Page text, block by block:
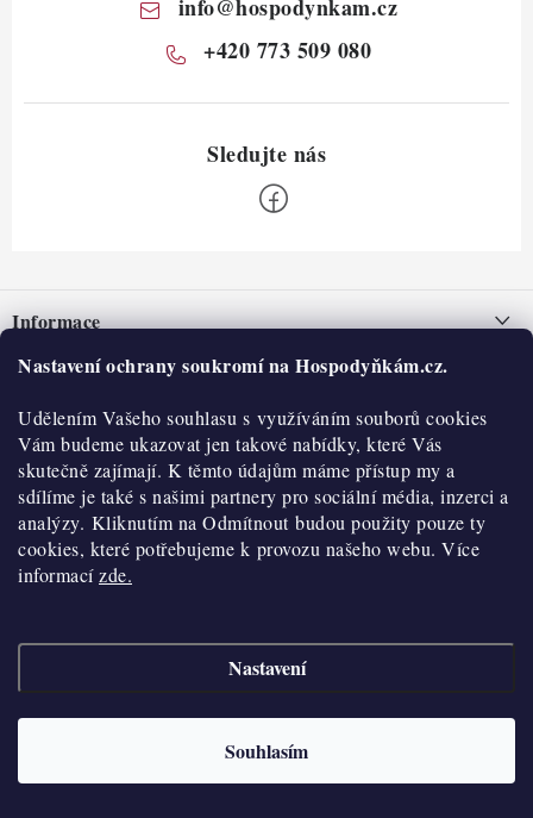
Nastavení ochrany soukromí na Hospodyňkám.cz.
Udělením Vašeho souhlasu s využíváním souborů cookies
Vám budeme ukazovat jen takové nabídky, které Vás
skutečně zajímají. K těmto údajům máme přístup my a
sdílíme je také s našimi partnery pro sociální média, inzerci a
analýzy. Kliknutím na Odmítnout budou použity pouze ty
cookies, které potřebujeme k provozu našeho webu. Více
informacízde.
Nastavení
Souhlasím
info@hospodynkam.cz
+420 773 509 080
pInformace
Nepřevzetí zásilky na dobírku
Obchodní podmínky
Hodnocení obchodu
Blog
Moje objednávka
O nás
Historie
Kontakty
O nákupu
Reklamace a vratky
Výdejní místa
Velkoobchod
Doprava a platba
Vytvořil Shoptet
Copyright 2026
cookies